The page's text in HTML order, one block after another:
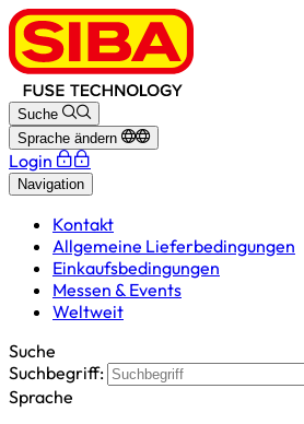
Suche
Sprache ändern
Login
Navigation
Kontakt
Allgemeine Lieferbedingungen
Einkaufsbedingungen
Messen & Events
Weltweit
Suche
Suchbegriff:
Sprache